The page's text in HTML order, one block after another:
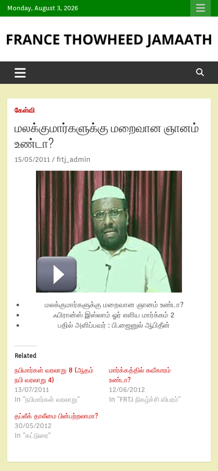
Monday, August 3, 2026
கேள்வி
மலக்குமார்களுக்கு மறைவான ஞானம்
உண்டா?
15/05/2011 frtj_admin
மலக்குமார்களுக்கு மறைவான ஞானம் உண்டா?
ஃபிரான்ஸ் இஸ்லாம் ஓர் எளிய மார்க்கம் 2
பதில் அளிப்பவர் : பி.ஜைனுல் ஆபிதீன்
Related
நபிமார்கள் வரலாறு 8 (ஆதம்
நபி வரலாறு 4)
13/07/2011
In "நபிமார்கள் வரலாறு"
மார்க்கத்தில் சுவீகாரம்
உண்டா?
12/06/2012
In "FRTJ நிகழ்ச்சி விபரம்"
தப்லீக் தாலீமை பின்பற்றலாமா?
30/05/2012
In "கட்டுரை"